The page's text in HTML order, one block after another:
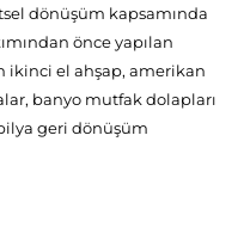
dönüşüm kapsamında
önce yapılan
ikinci el ahşap, amerikan
banyo mutfak dolapları
geri dönüşüm